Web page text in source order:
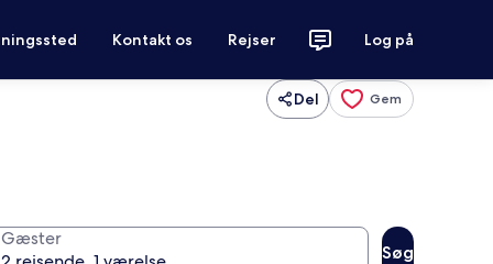
Kontakt os Rejser Log på
Del Gem
Gæster
Søg